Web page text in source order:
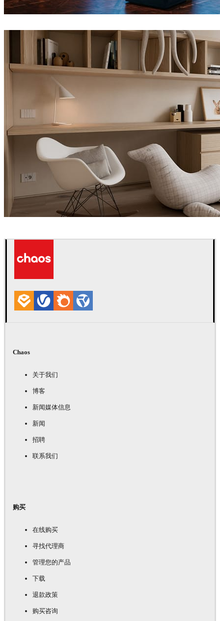
Seifeddine El Ayeb
Chaos
关于我们
博客
新闻媒体信息
新闻
招聘
联系我们
购买
在线购买
寻找代理商
管理您的产品
下载
退款政策
购买咨询